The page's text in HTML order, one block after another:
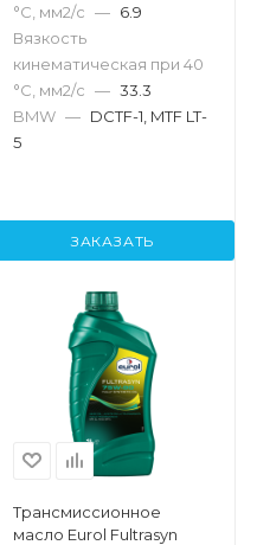
°С, мм2/с — 6.9
Вязкость
кинематическая при 40
°С, мм2/с — 33.3
BMW — DCTF-1, MTF LT-
5
ЗАКАЗАТЬ
Трансмиссионное
масло Eurol Fultrasyn